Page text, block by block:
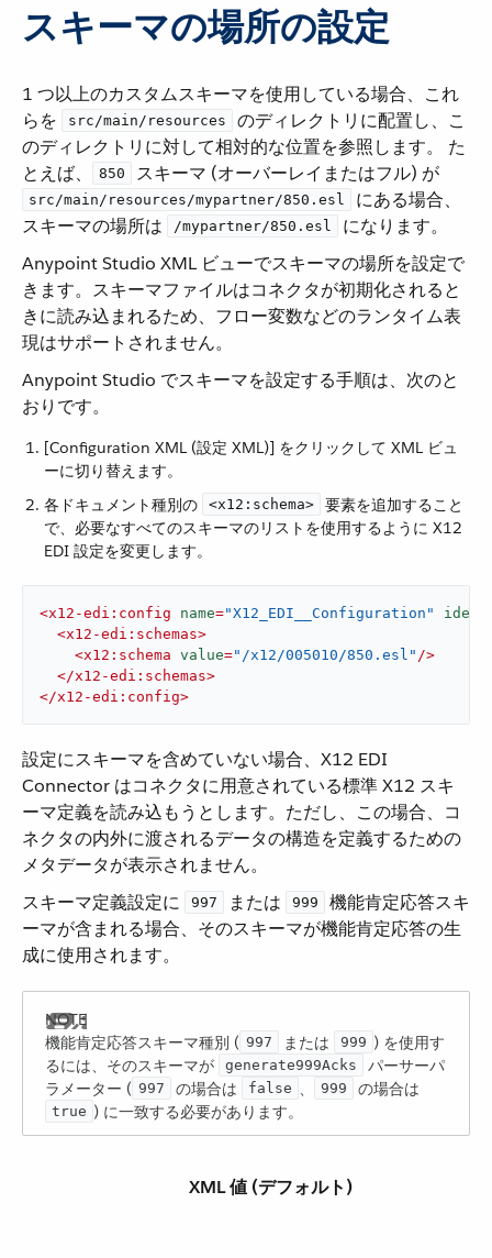
スキーマの場所の設定
1 つ以上のカスタムスキーマを使用している場合、これ
らを ​
src/main/resources
​ のディレクトリに配置し、こ
のディレクトリに対して相対的な位置を参照します。 た
とえば、​
850 ​ スキーマ (オーバーレイまたはフル) が ​
src/main/resources/mypartner/850.esl
​ にある場合、
スキーマの場所は ​
/mypartner/850.esl
​ になります。
Anypoint Studio XML ビューでスキーマの場所を設定で
きます。スキーマファイルはコネクタが初期化されると
きに読み込まれるため、フロー変数などのランタイム表
現はサポートされません。
Anypoint Studio でスキーマを設定する手順は、次のと
おりです。
[Configuration XML (設定 XML)] をクリックして XML ビュ
ーに切り替えます。
各ドキュメント種別の ​
<x12:schema>
​ 要素を追加すること
で、必要なすべてのスキーマのリストを使用するように X12
EDI 設定を変更します。
<x12-edi:config name="X12_EDI__Configuration"
<x12-edi:schemas>
<x12:schema value="/x12/005010/850.esl" />
</x12-edi:schemas>
</x12-edi:config>
設定にスキーマを含めていない場合、X12 EDI
Connector はコネクタに用意されている標準 X12 スキ
ーマ定義を読み込もうとします。ただし、この場合、コ
ネクタの内外に渡されるデータの構造を定義するための
メタデータが表示されません。
スキーマ定義設定に ​
997 ​ または ​ 999
​ 機能肯定応答スキ
ーマが含まれる場合、そのスキーマが機能肯定応答の生
成に使用されます。
機能肯定応答スキーマ種別 (​ 997 ​ または ​ 999 ​) を使用す
るには、そのスキーマが ​
generate999Acks
​ パーサーパ
ラメーター (​ 997 ​ の場合は ​ false ​、​ 999 ​ の場合は ​
true ​) に一致する必要があります。
XML 値 (デフォルト)